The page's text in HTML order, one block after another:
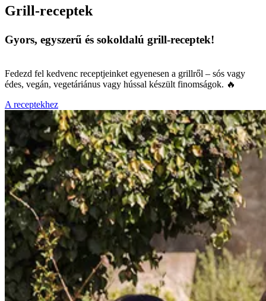
Grill-receptek
Gyors, egyszerű és sokoldalú grill-receptek!
Fedezd fel kedvenc receptjeinket egyenesen a grillről – sós vagy
édes, vegán, vegetáriánus vagy hússal készült finomságok. 🔥
A receptekhez